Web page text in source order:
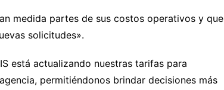
medida partes de sus costos operativos y que
solicitudes».
está actualizando nuestras tarifas para
permitiéndonos brindar decisiones más